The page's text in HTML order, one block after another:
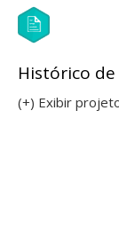
Histórico
(+) Exibir